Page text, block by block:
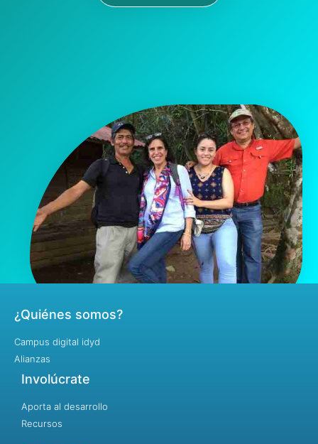
¿Quiénes somos?
Campus digital idyd
Alianzas
Involúcrate
Aporta al desarrollo
Recursos